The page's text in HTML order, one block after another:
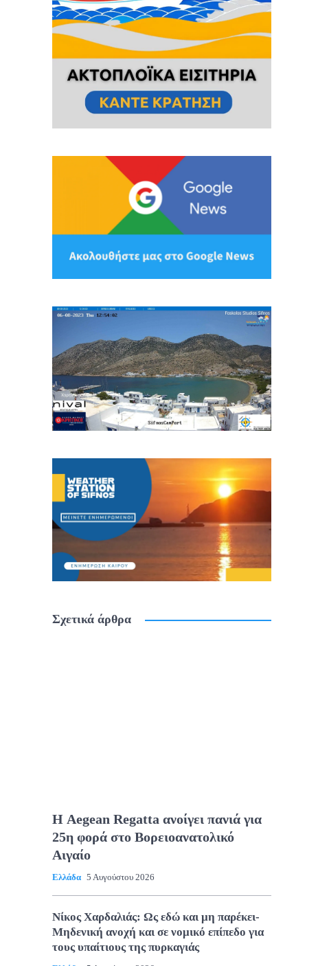
Σχετικά άρθρα
Η Aegean Regatta ανοίγει πανιά για
25η φορά στο Βορειοανατολικό
Αιγαίο
Ελλάδα 5 Αυγούστου 2026
Νίκος Χαρδαλιάς: Ως εδώ και μη παρέκει-
Μηδενική ανοχή και σε νομικό επίπεδο για
τους υπαίτιους της πυρκαγιάς